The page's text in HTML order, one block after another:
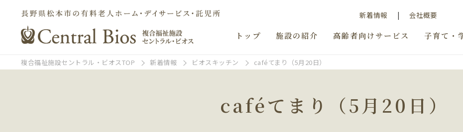
新着情報 会社概要
トップ 施設の紹介 高齢者向けサービス 子育て・
複合福祉施設セントラル・ビオスTOP 新着情報 ビオスキッチン caféてまり（5月20日）
caféてまり（5月20日）